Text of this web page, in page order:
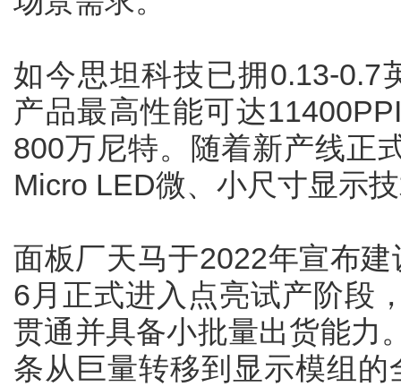
如今思坦科技已拥0.13-0.7
产品最高性能可达
800万尼特。随着新产线正
Micro LED微、小尺寸显示
面板厂天马于2022年宣布
6月正式进入点亮试产阶段
贯通并具备小批量出货能力
条从巨量转移到显示模组